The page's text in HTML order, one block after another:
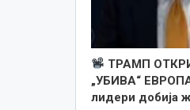
ТРАМП
„УБИВА“
лидери добија